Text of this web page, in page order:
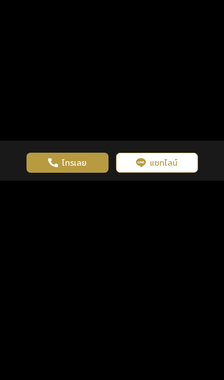
โทรเลย แชทไลน์
เว็บไซต์นี้มีการใช้งานคุกกี้ เพื่อเพิ่มประสิทธิภาพและประสบการณ์ที่ดี
ในการใช้งานเว็บไซต์ นโยบายความเป็นส่วนตัว
รู้ก่อน พร้อมกว่า ทุกจังหวะชีวิต คลิกดูดวงฟรี